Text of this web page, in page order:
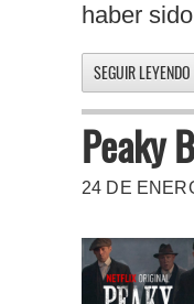
haber
SEGUIR LEYENDO
Peaky
24 DE